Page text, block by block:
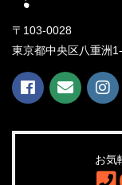
〒103-0028
東京都中央区八重洲
お気